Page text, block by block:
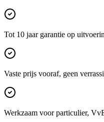
Tot 10 jaar garantie op
Vaste prijs vooraf, geen
Werkzaam voor particulier,